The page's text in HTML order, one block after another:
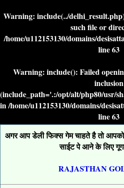
Warning: include(../
such file or
/home/u112153130/domains/
line63
Warning: include(): Failed
inclusion
(include_path='.:/opt/alt/php80/usr/
in/home/u112153130/domains/
line63
अगर आप डेली फिक्स गेम चाहते है तो
साईट पे आने के लिए
RAJASTHAN